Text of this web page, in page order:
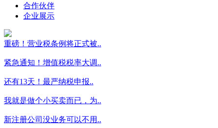
合作伙伴
企业展示
重磅！营业税条例将正式被..
紧急通知！增值税税率大调..
还有13天！最严纳税申报..
我就是做个小买卖而已，为..
新注册公司没业务可以不用..